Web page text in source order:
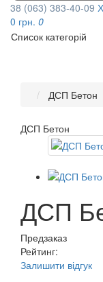
38 (063) 383-40-09
0 грн. 0
Список категорій
ДСП Бетон
ДСП Бетон
ДСП
Предзаказ
Рейтинг:
Залишити відгук